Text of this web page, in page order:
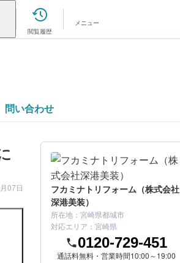
閲覧履歴
メニュー
問い合わせ
07日
フカミナトリフォーム（株式会社
深港美装）
所在地： 宮崎県都城市
対応エリア： 宮崎県
0120-729-451
通話料無料・営業時間10:00～19:00